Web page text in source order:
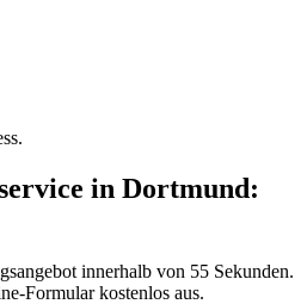
in Dortmund:
innerhalb von 55 Sekunden.
Formular kostenlos aus.